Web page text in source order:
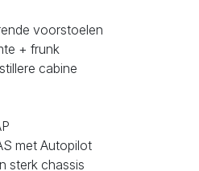
voorstoelen
+ frunk
cabine
met Autopilot
sterk chassis